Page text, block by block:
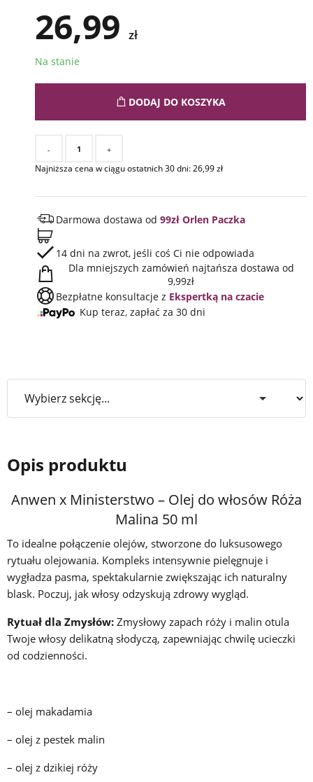
26,99 zł
Na stanie
DODAJ DO KOSZYKA
- +
Najniższa cena w ciągu ostatnich 30 dni:26,99zł
Darmowa dostawa od 99zł Orlen Paczka
14 dni na zwrot, jeśli coś Ci nie odpowiada
Dla mniejszych zamówień najtańsza dostawa od
9,99zł
Bezpłatne konsultacje z Ekspertką na czacie
Kup teraz, zapłać za 30 dni
Opis produktu
Anwen x Ministerstwo – Olej do włosów Róża
Malina 50 ml
To idealne połączenie olejów, stworzone do luksusowego
rytuału olejowania. Kompleks intensywnie pielęgnuje i
wygładza pasma, spektakularnie zwiększając ich naturalny
blask. Poczuj, jak włosy odzyskują zdrowy wygląd.
Rytuał dla Zmysłów: Zmysłowy zapach róży i malin otula
Twoje włosy delikatną słodyczą, zapewniając chwilę ucieczki
od codzienności.
– olej makadamia
– olej z pestek malin
– olej z dzikiej róży